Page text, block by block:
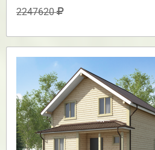
2247620